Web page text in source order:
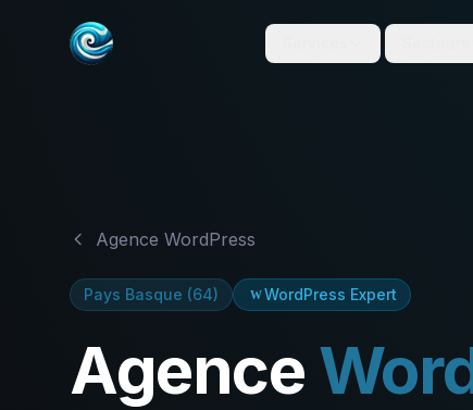
Agence WordPress
Pays Basque (64) W WordPress Expert
Agence